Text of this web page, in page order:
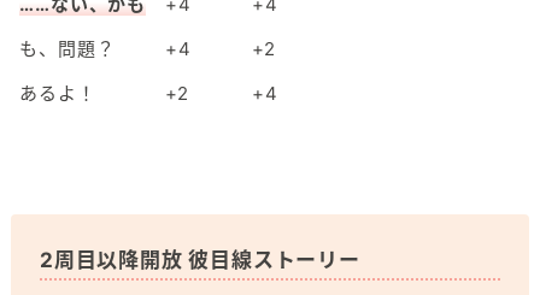
も、問題？
+4
+2
あるよ！
+2 +4
2周目以降開放 彼目線ストーリー